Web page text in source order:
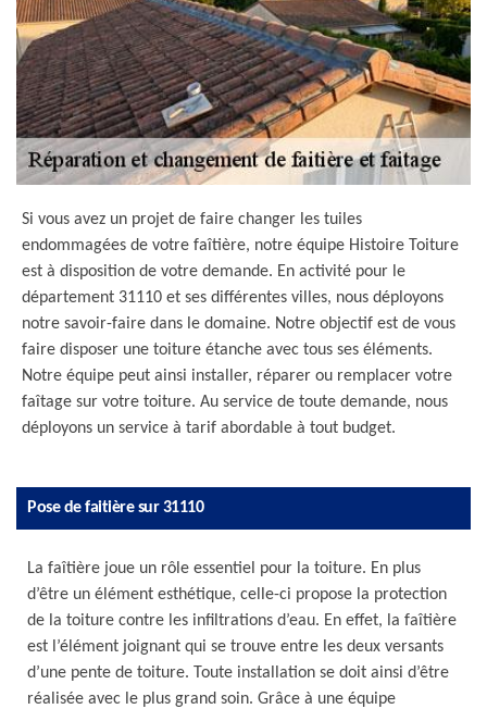
Si vous avez un projet de faire changer les tuiles
endommagées de votre faîtière, notre équipe Histoire Toiture
est à disposition de votre demande. En activité pour le
département 31110 et ses différentes villes, nous déployons
notre savoir-faire dans le domaine. Notre objectif est de vous
faire disposer une toiture étanche avec tous ses éléments.
Notre équipe peut ainsi installer, réparer ou remplacer votre
faîtage sur votre toiture. Au service de toute demande, nous
déployons un service à tarif abordable à tout budget.
Pose de faitière sur 31110
La faîtière joue un rôle essentiel pour la toiture. En plus
d’être un élément esthétique, celle-ci propose la protection
de la toiture contre les infiltrations d’eau. En effet, la faîtière
est l’élément joignant qui se trouve entre les deux versants
d’une pente de toiture. Toute installation se doit ainsi d’être
réalisée avec le plus grand soin. Grâce à une équipe